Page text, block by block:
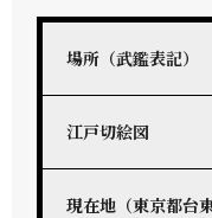
場所（武鑑表記）
江戸切絵図
現在地（東京都台